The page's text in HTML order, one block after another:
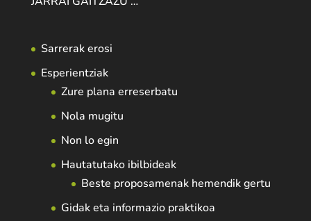
Sarrerak erosi
Esperientziak
Zure plana erreserbatu
Nola mugitu
Non lo egin
Hautatutako ibilbideak
Beste proposamenak hemendik gertu
Gidak eta informazio praktikoa